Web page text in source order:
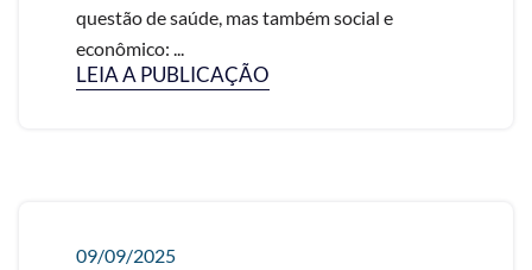
questão de saúde, mas também social e
econômico: ...
LEIA A PUBLICAÇÃO
09/09/2025